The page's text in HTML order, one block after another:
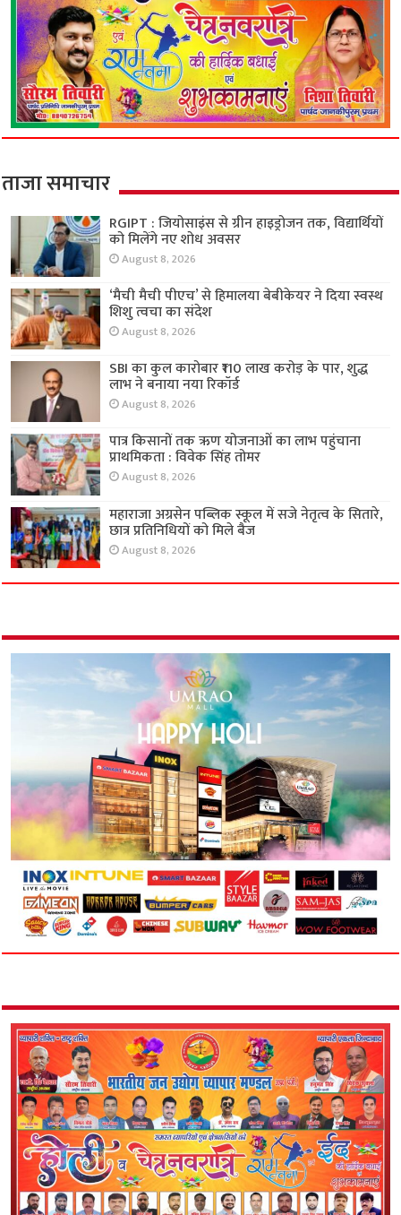
ताजा समाचार
RGIPT : जियोसाइंस से ग्रीन हाइड्रोजन तक, विद्यार्थियों
को मिलेंगे नए शोध अवसर
August 8, 2026
‘मैची मैची पीएच’ से हिमालया बेबीकेयर ने दिया स्वस्थ
शिशु त्वचा का संदेश
August 8, 2026
SBI का कुल कारोबार ₹110 लाख करोड़ के पार, शुद्ध
लाभ ने बनाया नया रिकॉर्ड
August 8, 2026
पात्र किसानों तक ऋण योजनाओं का लाभ पहुंचाना
प्राथमिकता : विवेक सिंह तोमर
August 8, 2026
महाराजा अग्रसेन पब्लिक स्कूल में सजे नेतृत्व के सितारे,
छात्र प्रतिनिधियों को मिले बैज
August 8, 2026